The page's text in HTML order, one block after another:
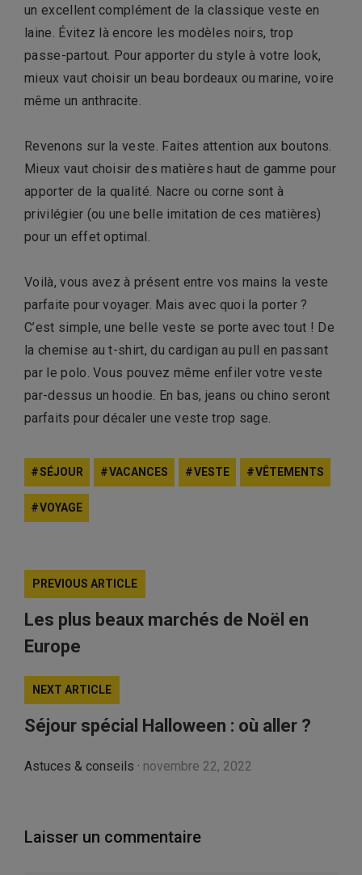
un excellent complément de la classique veste en
laine. Évitez là encore les modèles noirs, trop
passe-partout. Pour apporter du style à votre look,
mieux vaut choisir un beau bordeaux ou marine, voire
même un anthracite.
Revenons sur la veste. Faites attention aux boutons.
Mieux vaut choisir des matières haut de gamme pour
apporter de la qualité. Nacre ou corne sont à
privilégier (ou une belle imitation de ces matières)
pour un effet optimal.
Voilà, vous avez à présent entre vos mains la veste
parfaite pour voyager. Mais avec quoi la porter ?
C’est simple, une belle veste se porte avec tout ! De
la chemise au t-shirt, du cardigan au pull en passant
par le polo. Vous pouvez même enfiler votre veste
par-dessus un hoodie. En bas, jeans ou chino seront
parfaits pour décaler une veste trop sage.
SÉJOUR VACANCES VESTE VÊTEMENTS
VOYAGE
PREVIOUS ARTICLE
Les plus beaux marchés de Noël en
Europe
NEXT ARTICLE
Séjour spécial Halloween : où aller ?
Astuces & conseils · novembre 22, 2022
Laisser un commentaire